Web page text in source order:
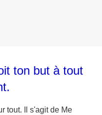
ton but à tout
tout. Il s'agit de Me